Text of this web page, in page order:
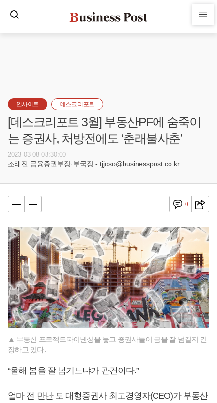
인사이트 데스크 리포트
[데스크리포트 3월] 부동산PF에 숨죽이
는 증권사, 처방전에도 ‘춘래불사춘’
2023-03-08 08:30:00
조태진 금융증권부장·부국장 - tjjoso@businesspost.co.kr
0
▲ 부동산 프로젝트파이낸싱을 놓고 증권사들이 봄을 잘 넘길지 긴
장하고 있다.
“올해 봄을 잘 넘기느냐가 관건이다.”
얼마 전 만난 모 대형증권사 최고경영자(CEO)가 부동산